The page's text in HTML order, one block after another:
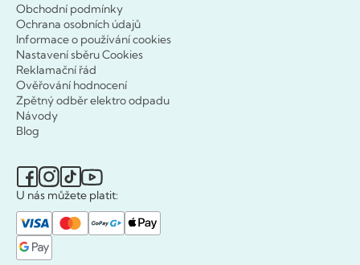
Obchodní podmínky
Ochrana osobních údajů
Informace o používání cookies
Nastavení sběru Cookies
Reklamační řád
Ověřování hodnocení
Zpětný odběr elektro odpadu
Návody
Blog
U nás můžete platit: